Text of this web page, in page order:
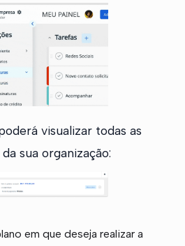
visualizar todas as
sua organização:
em que deseja realizar a